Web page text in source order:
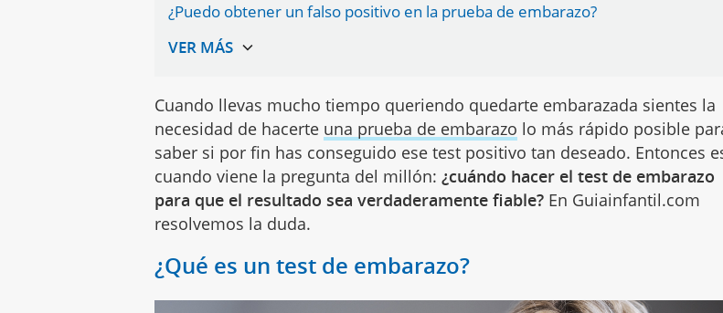
¿Puedo obtener un falso positivo en la prueba de embarazo?
Cuando llevas mucho tiempo queriendo quedarte embarazada sientes la
necesidad de hacerte una prueba de embarazo lo más rápido posible
saber si por fin has conseguido ese test positivo tan deseado. Entonces
cuando viene la pregunta del millón:¿cuándo hacer el test de embarazo
para que el resultado sea verdaderamente fiable? En Guiainfantil.com
resolvemos la duda.
¿Qué es un test de embarazo?